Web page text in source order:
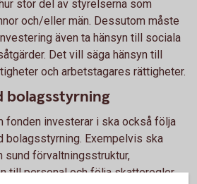
stor del av styrelserna som
och/eller män. Dessutom måste
även ta hänsyn till sociala
Det vill säga hänsyn till
och arbetstagares rättigheter.
bolagsstyrning
fonden investerar i ska också följa
bolagsstyrning. Exempelvis ska
sund förvaltningsstruktur,
till personal och följa skatteregler.